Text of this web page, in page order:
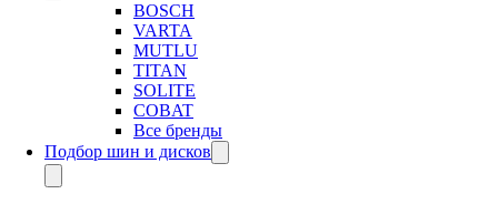
BOSCH
VARTA
MUTLU
TITAN
SOLITE
COBAT
Все бренды
Подбор шин и дисков